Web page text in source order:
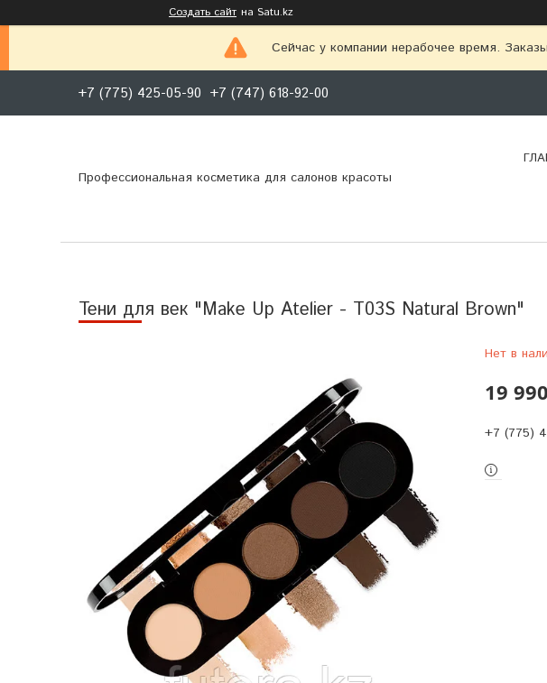
Создать сайт на Satu.kz
Сейчас у компании нерабочее время.
+7 (775) 425-05-90 +7 (747) 618-92-00
Профессиональная косметика для салонов красоты
Тени для век "Make Up Atelier - T03S Natural Brown"
Нет в
19
+7 (775)